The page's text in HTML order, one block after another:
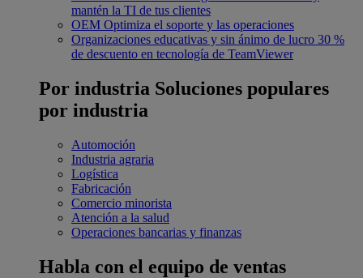
mantén la TI de tus clientes
OEM Optimiza el soporte y las operaciones
Organizaciones educativas y sin ánimo de lucro 30 %
de descuento en tecnología de TeamViewer
Por industria Soluciones populares
por industria
Automoción
Industria agraria
Logística
Fabricación
Comercio minorista
Atención a la salud
Operaciones bancarias y finanzas
Habla con el equipo de ventas